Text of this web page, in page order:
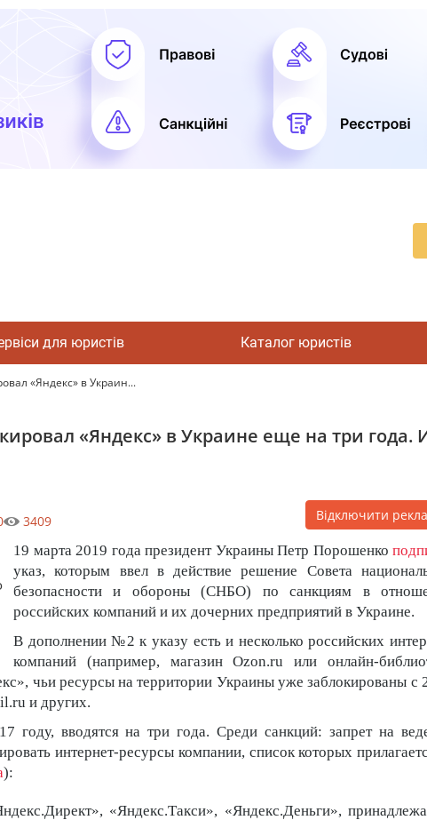
для юристів Каталог юристів
«Яндекс» в Украин...
«Яндекс» в Украине еще на три года.
3409 Відключити
19 марта 2019 года президент Украины Петр Порошенко
указ, которым ввел в действие решение Совета
безопасности и обороны (CНБО) по санкциям в
российских компаний и их дочерних предприятий в Украине.
В дополнении №2 к указу есть и несколько российских
компаний (например, магазин Ozon.ru или онлайн-
чьи ресурсы на территории Украины уже заблокированы с
и других.
году, вводятся на три года. Среди санкций: запрет на
интернет-ресурсы компании, список которых
):
«Яндекс.Такси», «Яндекс.Деньги»,